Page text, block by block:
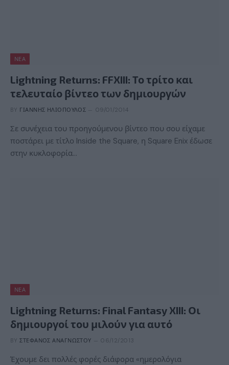
ΝΈΑ
Lightning Returns: FFXIII: Το τρίτο και
τελευταίο βίντεο των δημιουργών
BY ΓΙΆΝΝΗΣ ΗΛΙΌΠΟΥΛΟΣ 09/01/2014
Σε συνέχεια του προηγούμενου βίντεο που σου είχαμε
ποστάρει με τίτλο Inside the Square, η Square Enix έδωσε
στην κυκλοφορία…
ΝΈΑ
Lightning Returns: Final Fantasy XIII: Οι
δημιουργοί του μιλούν για αυτό
BY ΣΤΈΦΑΝΟΣ ΑΝΑΓΝΏΣΤΟΥ 06/12/2013
Έχουμε δει πολλές φορές διάφορα «ημερολόγια